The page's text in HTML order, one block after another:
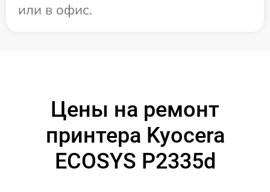
или в офис.
Цены на ремонт
принтера Kyocera
ECOSYS P2335d